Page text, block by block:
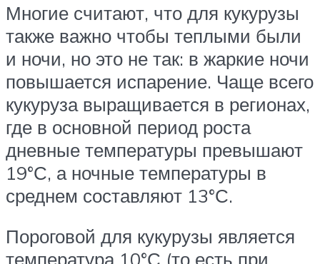
Многие считают, что для кукурузы
также важно чтобы теплыми были
и ночи, но это не так: в жаркие ночи
повышается испарение. Чаще всего
кукуруза выращивается в регионах,
где в основной период роста
дневные температуры превышают
19°С, а ночные температуры в
среднем составляют 13°С.
Пороговой для кукурузы является
температура 10°С (то есть при